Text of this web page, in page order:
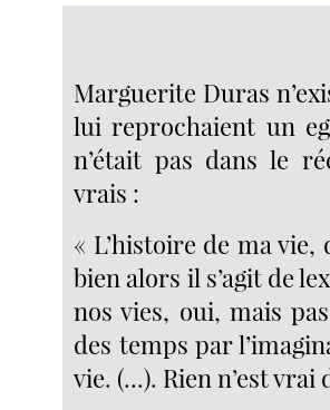
Marguerite Duras
lui reprochaient un
n’était pas dans le
vrais :
« L’histoire de ma vie,
bien alors il s’agit de
nos vies, oui, mais
des temps par
vie. (...). Rien n’est